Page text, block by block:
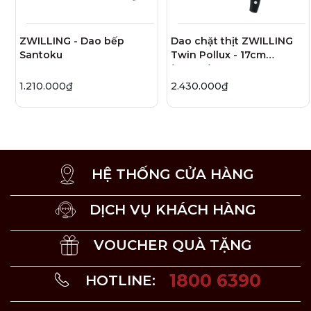
ZWILLING - Dao bếp
Santoku
1.210.000₫
Dao chặt thịt ZWILLING
Twin Pollux - 17cm
(N2024)
2.430.000₫
HỆ THỐNG CỬA HÀNG
DỊCH VỤ KHÁCH HÀNG
VOUCHER QUÀ TẶNG
HOTLINE: 1800 6390